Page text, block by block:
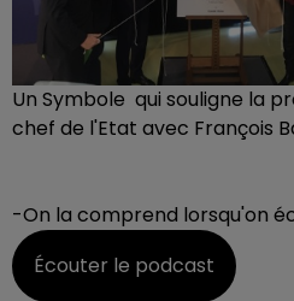
Un Symbole qui souligne la
chef de l'Etat avec François
-On la comprend lorsqu'on
Écouter le podcast